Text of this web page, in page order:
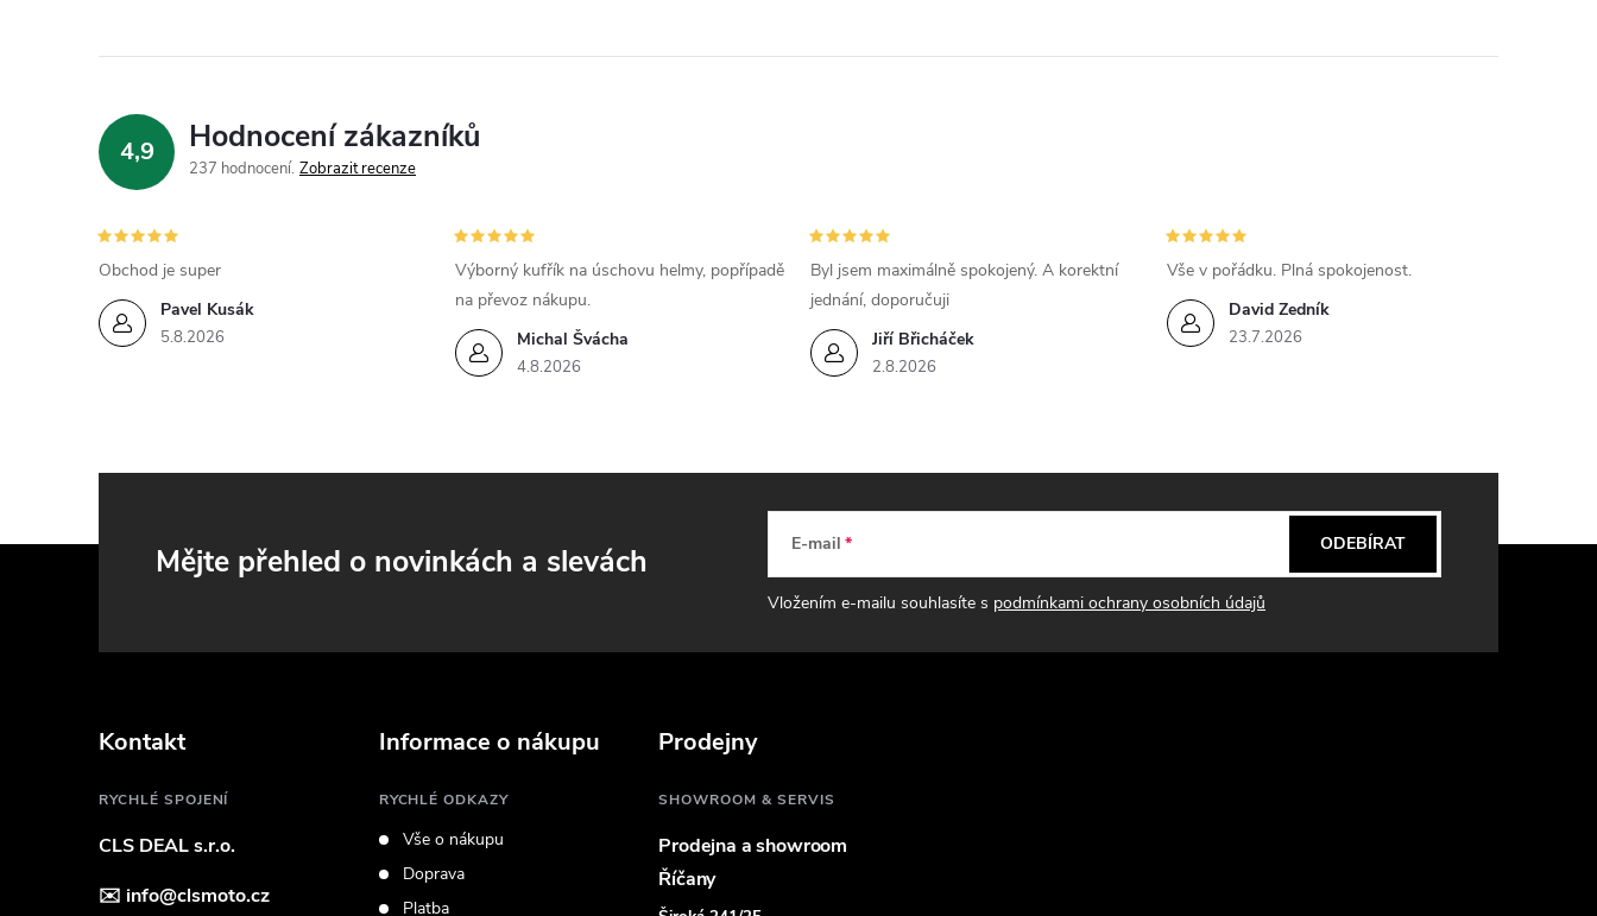
í
k
y
v
s
4,9 Hodnocení zákazníků
237 hodnocení Zobrazit recenze
Pavel Kusák
5.8.2026
Obchod je super
Michal Švácha
4.8.2026
Výborný kufřík na úschovu helmy, popřípadě
na převoz nákupu.
Jiří Břicháček
2.8.2026
Byl jsem maximálně spokojený. A korektní
jednání, doporučuji
David Zedník
23.7.2026
Vše v pořádku. Plná spokojenost.
Mějte přehled o novinkách a slevách E-mail
Vložením e-mailu souhlasíte s podmínkami ochrany osobních údajů
ODEBÍRAT
Prodejny
SHOWROOM & SERVIS
Prodejna a showroom
Říčany
Kontakt
RYCHLÉ SPOJENÍ
CLS DEAL s.r.o.
✉️ info@clsmoto.cz
Informace o nákupu
RYCHLÉ ODKAZY
Vše o nákupu
Doprava
Platba